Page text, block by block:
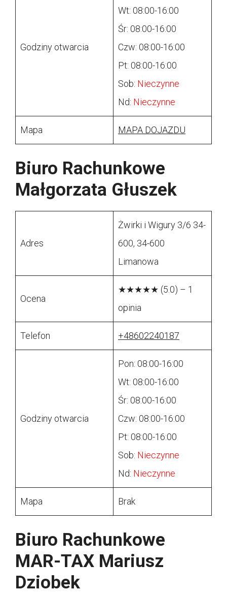
Godziny otwarcia
Wt: 08:00-16:00
Śr: 08:00-16:00
Czw: 08:00-16:00
Pt: 08:00-16:00
Sob: Nieczynne
Nd: Nieczynne
Mapa MAPA DOJAZDU
Biuro Rachunkowe
Małgorzata Głuszek
Adres
Żwirki i Wigury 3/6 34-
600, 34-600
Limanowa
Ocena
★★★★★ (5.0) – 1
opinia
Telefon +48602240187
Godziny otwarcia
Pon: 08:00-16:00
Wt: 08:00-16:00
Śr: 08:00-16:00
Czw: 08:00-16:00
Pt: 08:00-16:00
Sob: Nieczynne
Nd: Nieczynne
Mapa Brak
Biuro Rachunkowe
MAR-TAX Mariusz
Dziobek